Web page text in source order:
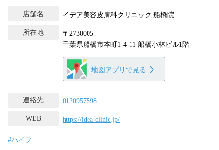
店舗名 イデア美容皮膚科クリニック 船橋院
所在地
〒2730005
千葉県船橋市本町1-4-11 船橋小林ビル1階
地図アプリで見る
連絡先 0120957598
WEB https://idea-clinic.jp/
#ハイフ